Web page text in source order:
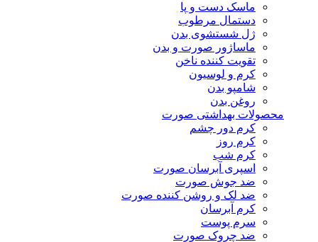
ماسک دست و پا
دستمال مرطوب
ژل شستشوی بدن
ماساژور صورت و بدن
تقویت کننده ناخن
کرم و لوسیون
شامپو بدن
روغن بدن
محصولات بهداشتی صورت
کرم دور چشم
کرم روز
کرم شب
اسپری آبرسان صورت
ضد جوش صورت
ضد لک و روشن کننده صورت
کرم آبرسان
سرم پوست
ضد چروک صورت